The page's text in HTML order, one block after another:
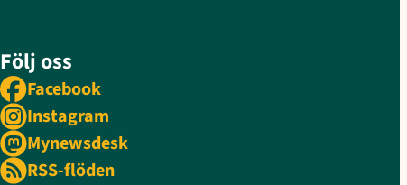
Följ oss
Facebook
Instagram
Mynewsdesk
RSS-flöden